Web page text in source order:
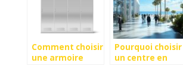
Comment choisir
une armoire
Pourquoi choisir
un centre en